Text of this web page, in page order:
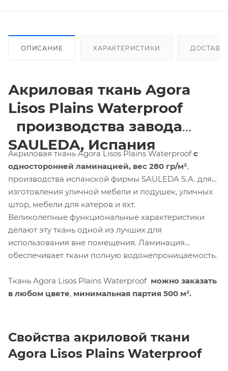
ОПИСАНИЕ ХАРАКТЕРИСТИКИ
Акриловая ткань Agora
Lisos Plains Waterproof
производства завода
SAULEDA, Испания
Акриловая ткань Agora Lisos Plains Waterproofс
односторонней ламинацией, вес 280 гр/м²,
производства испанской фирмы SAULEDA S.A. для
изготовления уличной мебели и подушек, уличных
штор, мебели для катеров и яхт.
Великолепные функциональные характеристики
делают эту ткань одной из лучших для
использования вне помещения. Ламинация
обеспечивает ткани полную водонепроницаемость.
Ткань Agora Lisos Plains Waterproof можно заказать
в любом цвете, минимальная партия 500 м².
Свойства акриловой ткани
Agora Lisos Plains Waterproof